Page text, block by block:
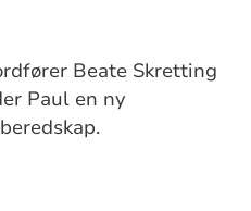
Beate Skretting
Paul en ny